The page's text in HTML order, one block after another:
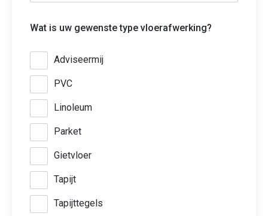
Wat is uw gewenste type vloerafwerking?
Adviseermij
PVC
Linoleum
Parket
Gietvloer
Tapijt
Tapijttegels